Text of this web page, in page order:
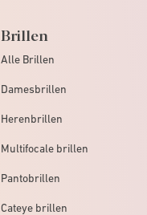
Brillen
Alle Brillen
Damesbrillen
Herenbrillen
Multifocale brillen
Pantobrillen
Cateye brillen